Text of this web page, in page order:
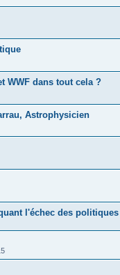
WWF dans tout cela ?
Astrophysicien
l'échec des